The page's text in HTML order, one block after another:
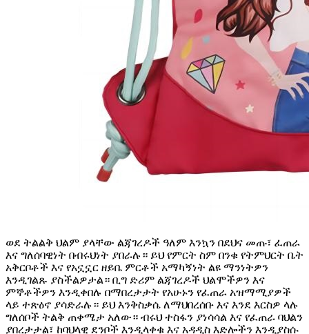
ወደ ትልልቅ ህልም ያላቸው ልጃገረዶች ዓለም እንኳን በደህና መጡ፣ ፈጠራ
እና ግለሰባዊነት በብሩህነት ያበራሉ። ይህ የምርት ስም በንቁ የትምህርት ቤት
አቅርቦቶች እና የአኗኗር ዘይቤ ምርቶች አማካኝነት ልዩ ማንነትዎን
እንዲገልጹ ያስችልዎታል። ቢግ ድሪም ልጃገረዶች ህልሞችዎን እና
ምኞቶችዎን እንዲቀበሉ በማበረታታት የአሁኑን የፈጠራ አዝማሚያዎች
ላይ ተጽዕኖ ያሳድራሉ። ይህ እንቅስቃሴ ለማህበረሰቡ እና እንደ እርስዎ ላሉ
ግለሰቦች ትልቅ ጠቀሜታ አለው። ብሩህ ተስፋን ያነሳሳል እና የፈጠራ ባህልን
ያበረታታል፣ ከባህላዊ ደንቦች እንዲላቀቁ እና አዳዲስ እድሎችን እንዲያስሱ